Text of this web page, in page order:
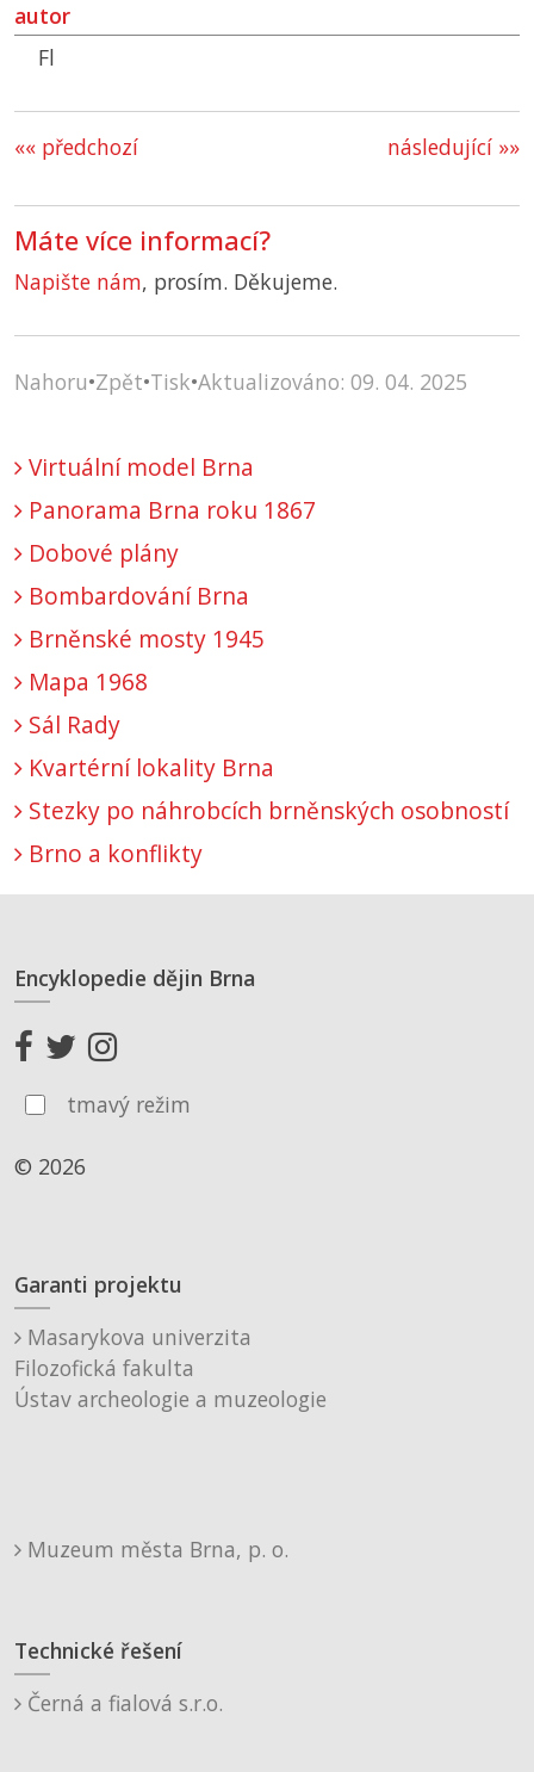
autor
Fl
«« předchozí následující »»
Máte více informací?
Napište nám, prosím. Děkujeme.
Nahoru•Zpět•Tisk•Aktualizováno: 09. 04. 2025
Virtuální model Brna
Panorama Brna roku 1867
Dobové plány
Bombardování Brna
Brněnské mosty 1945
Mapa 1968
Sál Rady
Kvartérní lokality Brna
Stezky po náhrobcích brněnských osobností
Brno a konflikty
Encyklopedie dějin Brna
tmavý režim
© 2026
Garanti projektu
Masarykova univerzita
Filozofická fakulta
Ústav archeologie a muzeologie
Muzeum města Brna, p. o.
Technické řešení
Černá a fialová s.r.o.